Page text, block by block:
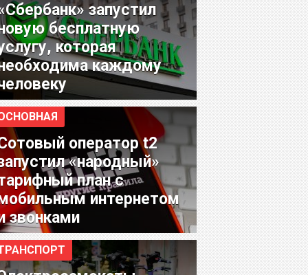
запустил
бесплатную
которая
каждому
оператор t2
«народный»
план с
интернетом
звонками